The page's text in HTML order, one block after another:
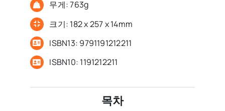
무게: 763g
크기: 182 x 257 x 14mm
ISBN13: 9791191212211
ISBN10: 1191212211
목차